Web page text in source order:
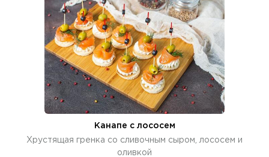
Канапе с лососем
Хрустящая гренка со сливочным сыром, лососем и
оливкой